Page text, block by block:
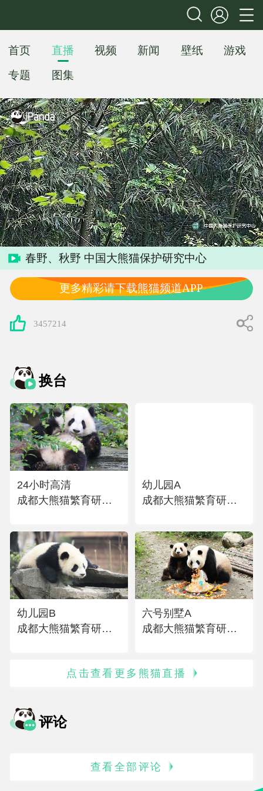
首页 直播 视频 新闻 壁纸 游戏
专题 图集
春野、秋野 中国大熊猫保护研究中心
更多精彩请下载熊猫频道APP
3457214
换台
24小时高清
成都大熊猫繁育研究
幼儿园A
成都大熊猫繁育研究
幼儿园B
成都大熊猫繁育研究
六号别墅A
成都大熊猫繁育研究
点击查看更多熊猫直播
评论
查看全部评论